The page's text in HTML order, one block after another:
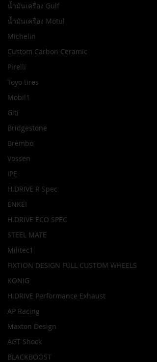
น้ำมันเครื่อง Gulf
น้ำมันเครื่อง Motul
Michelin
Custom Carbon Ceramic
Pirelli
Toyo tires
Mobil1
Giti
Bridgestone
Brembo
Vossen
IPE
H.DRIVE R Spec
ENKEI
H.DRIVE ECO SPEC
STEEL MATE
Militec1
FIXTION DESIGN FULL CUSTOM WHEELS
KONIG
H.DRIVE Performance Exhaust
AP Racing
Maxton Design
AGT Shock
BLACKBOOST